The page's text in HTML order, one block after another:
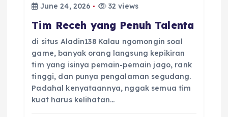
June 24, 2026
32 views
Tim Receh yang Penuh Talenta
di situs Aladin138 Kalau ngomongin soal
game, banyak orang langsung kepikiran
tim yang isinya pemain-pemain jago, rank
tinggi, dan punya pengalaman segudang.
Padahal kenyataannya, nggak semua tim
kuat harus kelihatan…